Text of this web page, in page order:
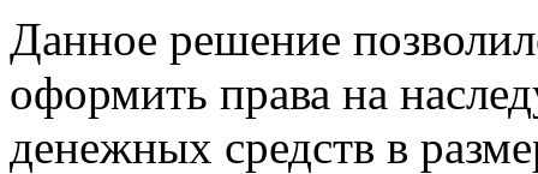
Данное решение
оформить права на
денежных средств в